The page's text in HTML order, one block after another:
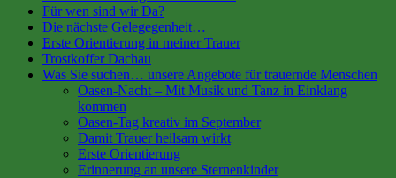
Für wen sind wir Da?
Die nächste Gelegegenheit…
Erste Orientierung in meiner Trauer
Trostkoffer Dachau
Was Sie suchen… unsere Angebote für trauernde Menschen
Oasen-Nacht – Mit Musik und Tanz in Einklang
kommen
Oasen-Tag kreativ im September
Damit Trauer heilsam wirkt
Erste Orientierung
Erinnerung an unsere Sternenkinder